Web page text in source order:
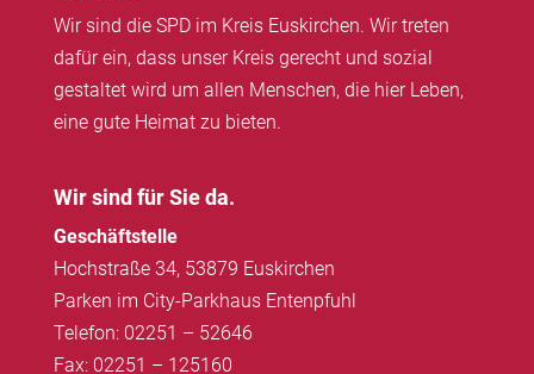
Wir sind die SPD im Kreis Euskirchen. Wir treten
dafür ein, dass unser Kreis gerecht und sozial
gestaltet wird um allen Menschen, die hier Leben,
eine gute Heimat zu bieten.
Wir sind für Sie da.
Geschäftstelle
Hochstraße 34, 53879 Euskirchen
Parken im City-Parkhaus Entenpfuhl
Telefon: 02251 – 52646
Fax: 02251 – 125160